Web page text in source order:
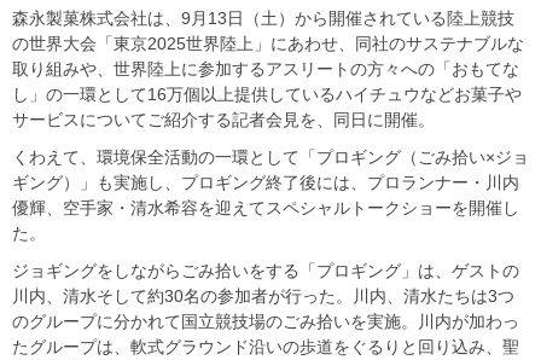
森永製菓株式会社は、9月13日（土）から開催されている陸上競技
の世界大会「東京2025世界陸上」にあわせ、同社のサステナブルな
取り組みや、世界陸上に参加するアスリートの方々への「おもてな
し」の一環として16万個以上提供しているハイチュウなどお菓子や
サービスについてご紹介する記者会見を、同日に開催。
くわえて、環境保全活動の一環として「プロギング（ごみ拾い×ジョ
ギング）」も実施し、プロギング終了後には、プロランナー・川内
優輝、空手家・清水希容を迎えてスペシャルトークショーを開催し
た。
ジョギングをしながらごみ拾いをする「プロギング」は、ゲストの
川内、清水そして約30名の参加者が行った。川内、清水たちは3つ
のグループに分かれて国立競技場のごみ拾いを実施。川内が加わっ
たグループは、軟式グラウンド沿いの歩道をぐるりと回り込み、聖